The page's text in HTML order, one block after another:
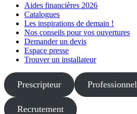
Aides financières 2026
Catalogues
Les inspirations de demain !
Nos conseils pour vos ouvertures
Demander un devis
Espace presse
Trouver un installateur
Prescripteur Professionnel
Recrutement